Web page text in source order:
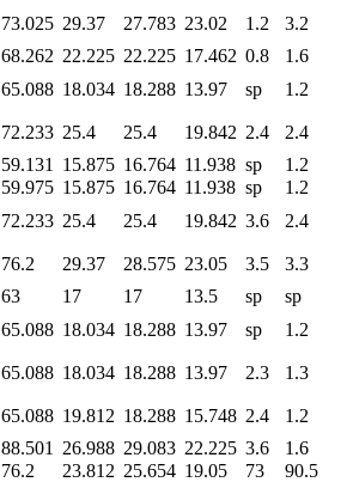
73.025 29.37 27.783 23.02 1.2
3.2
68.262 22.225 22.225 17.462 0.8
1.6
65.088 18.034 18.288 13.97 sp
1.2
72.233 25.4 25.4 19.842 2.4
2.4
59.131 15.875 16.764 11.938 sp
1.2
59.975 15.875 16.764 11.938 sp
1.2
72.233 25.4 25.4 19.842 3.6
2.4
76.2 29.37 28.575 23.05 3.5
3.3
63 17 17 13.5 sp
sp
65.088 18.034 18.288 13.97 sp
1.2
65.088 18.034 18.288 13.97 2.3
1.3
65.088 19.812 18.288 15.748 2.4
1.2
88.501 26.988 29.083 22.225 3.6
1.6
76.2 23.812 25.654 19.05 73
90.5